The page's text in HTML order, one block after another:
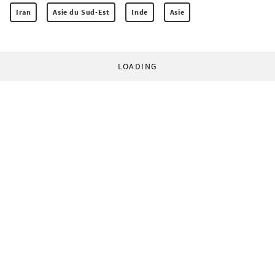
Iran Asie du Sud-Est Inde Asie
LOADING